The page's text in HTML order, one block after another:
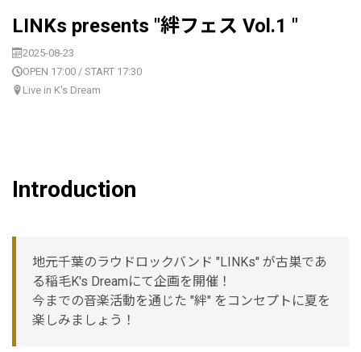
LINKs presents "絆フェス Vol.1 "
2025-08-23
OPEN 17:00 / START 17:30
Live in K's Dream
Introduction
地元千葉のラウドロックバンド "LINKs" が古巣であ
る稲毛K's Dreamにて企画を開催！
今までの音楽活動を通じた "絆" をコンセプトに夏を
楽しみましょう！